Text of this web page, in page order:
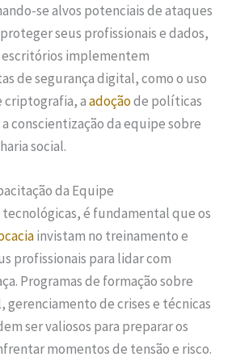
se alvos potenciais de ataques
seus profissionais e dados,
escritórios implementem
de segurança digital, como o uso
criptografia, aadoçãode políticas
conscientização da equipe sobre
social.
da Equipe
tecnológicas, é fundamental que os
invistam no treinamento e
profissionais para lidar com
Programas de formação sobre
gerenciamento de crises e técnicas
ser valiosos para preparar os
momentos de tensão e risco.